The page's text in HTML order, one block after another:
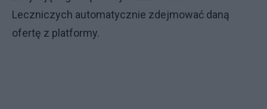
Leczniczych automatycznie zdejmować daną
ofertę z platformy.